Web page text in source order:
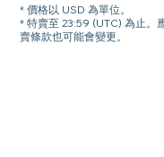
* 價格以 USD 為單位。
* 特賣至 23:59 (UTC) 為止。
賣條款也可能會變更。